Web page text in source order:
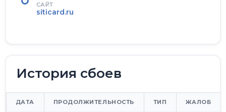
САЙТ
siticard.ru
История сбоев
ДАТА ПРОДОЛЖИТЕЛЬНОСТЬ ТИП ЖАЛОБ